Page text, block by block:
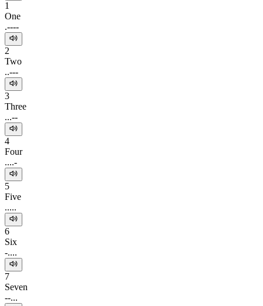
1
One
.----
2
Two
..---
3
Three
...--
4
Four
....-
5
Five
.....
6
Six
-....
7
Seven
--...